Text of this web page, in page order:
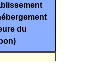
du